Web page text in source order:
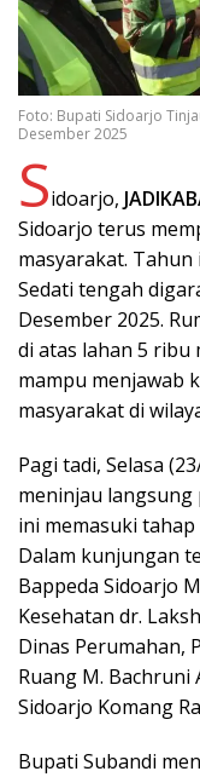
Foto: Bupati Sidoarjo
Desember 2025
Sidoarjo,
Sidoarjo terus
masyarakat.
Sedati tengah
Desember 2025.
di atas lahan 5
mampu menjawab
masyarakat di
Pagi tadi, Selasa
meninjau
ini memasuki
Dalam kunjungan
Bappeda Sidoarjo
Kesehatan dr.
Dinas Perumahan,
Ruang M. Bachruni
Sidoarjo Komang
Bupati Subandi